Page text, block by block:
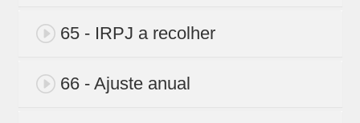
65 - IRPJ a recolher
66 - Ajuste anual